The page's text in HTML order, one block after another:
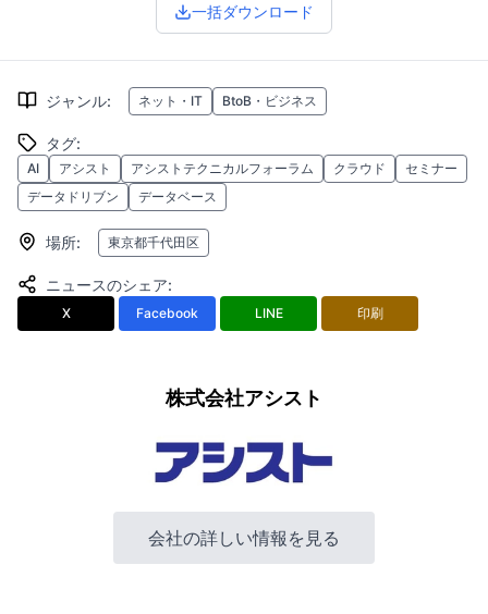
一括ダウンロード
ジャンル: ネット・IT BtoB・ビジネス
タグ:
AI アシスト アシストテクニカルフォーラム クラウド
セミナー
データドリブン
データベース
場所: 東京都千代田区
ニュースのシェア:
X Facebook LINE 印刷
株式会社アシスト
会社の詳しい情報を見る